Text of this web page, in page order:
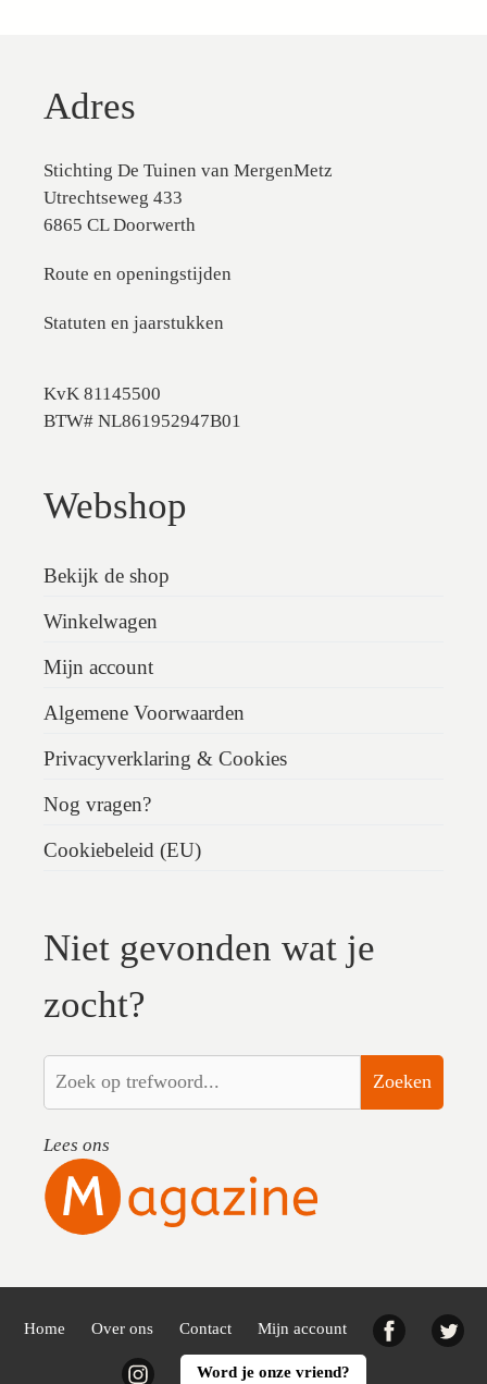
Adres
Stichting De Tuinen van MergenMetz
Utrechtseweg 433
6865 CL Doorwerth
Route en openingstijden
Statuten en jaarstukken
KvK 81145500
BTW# NL861952947B01
Webshop
Bekijk de shop
Winkelwagen
Mijn account
Algemene Voorwaarden
Privacyverklaring & Cookies
Nog vragen?
Cookiebeleid (EU)
Niet gevonden wat je
zocht?
Zoeken
Lees ons
Home Over ons Contact Mijn account Facebook
InstagramWord je onze vriend?